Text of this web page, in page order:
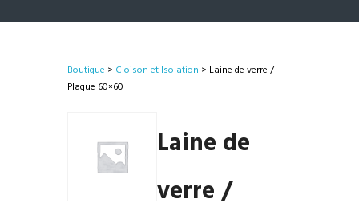
Boutique > Cloison et Isolation > Laine de verre /
Plaque 60×60
Laine de
verre /